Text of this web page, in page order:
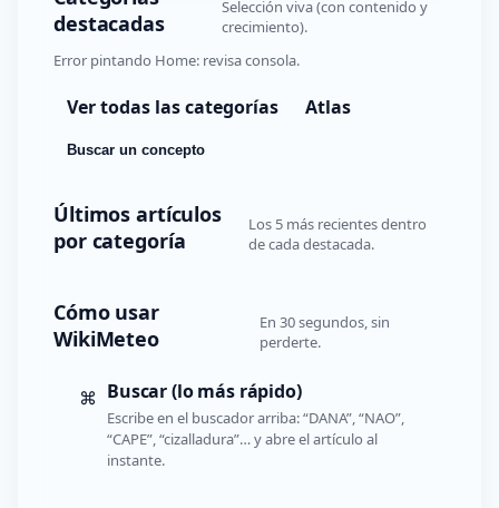
destacadas
Selección viva (con contenido y
crecimiento).
Error pintando Home: revisa consola.
Ver todas las categorías Atlas
Buscar un concepto
Últimos artículos
por categoría
Los 5 más recientes dentro
de cada destacada.
Cómo usar
WikiMeteo
En 30 segundos, sin
perderte.
⌘ Buscar (lo más rápido)
Escribe en el buscador arriba: “DANA”, “NAO”,
“CAPE”, “cizalladura”… y abre el artículo al
instante.